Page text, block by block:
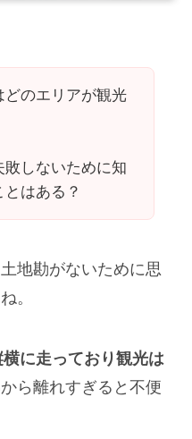
どのエリアが観光
敗しないために知
はある？
地勘がないために思
。
に走っており観光は
ら離れすぎると不便